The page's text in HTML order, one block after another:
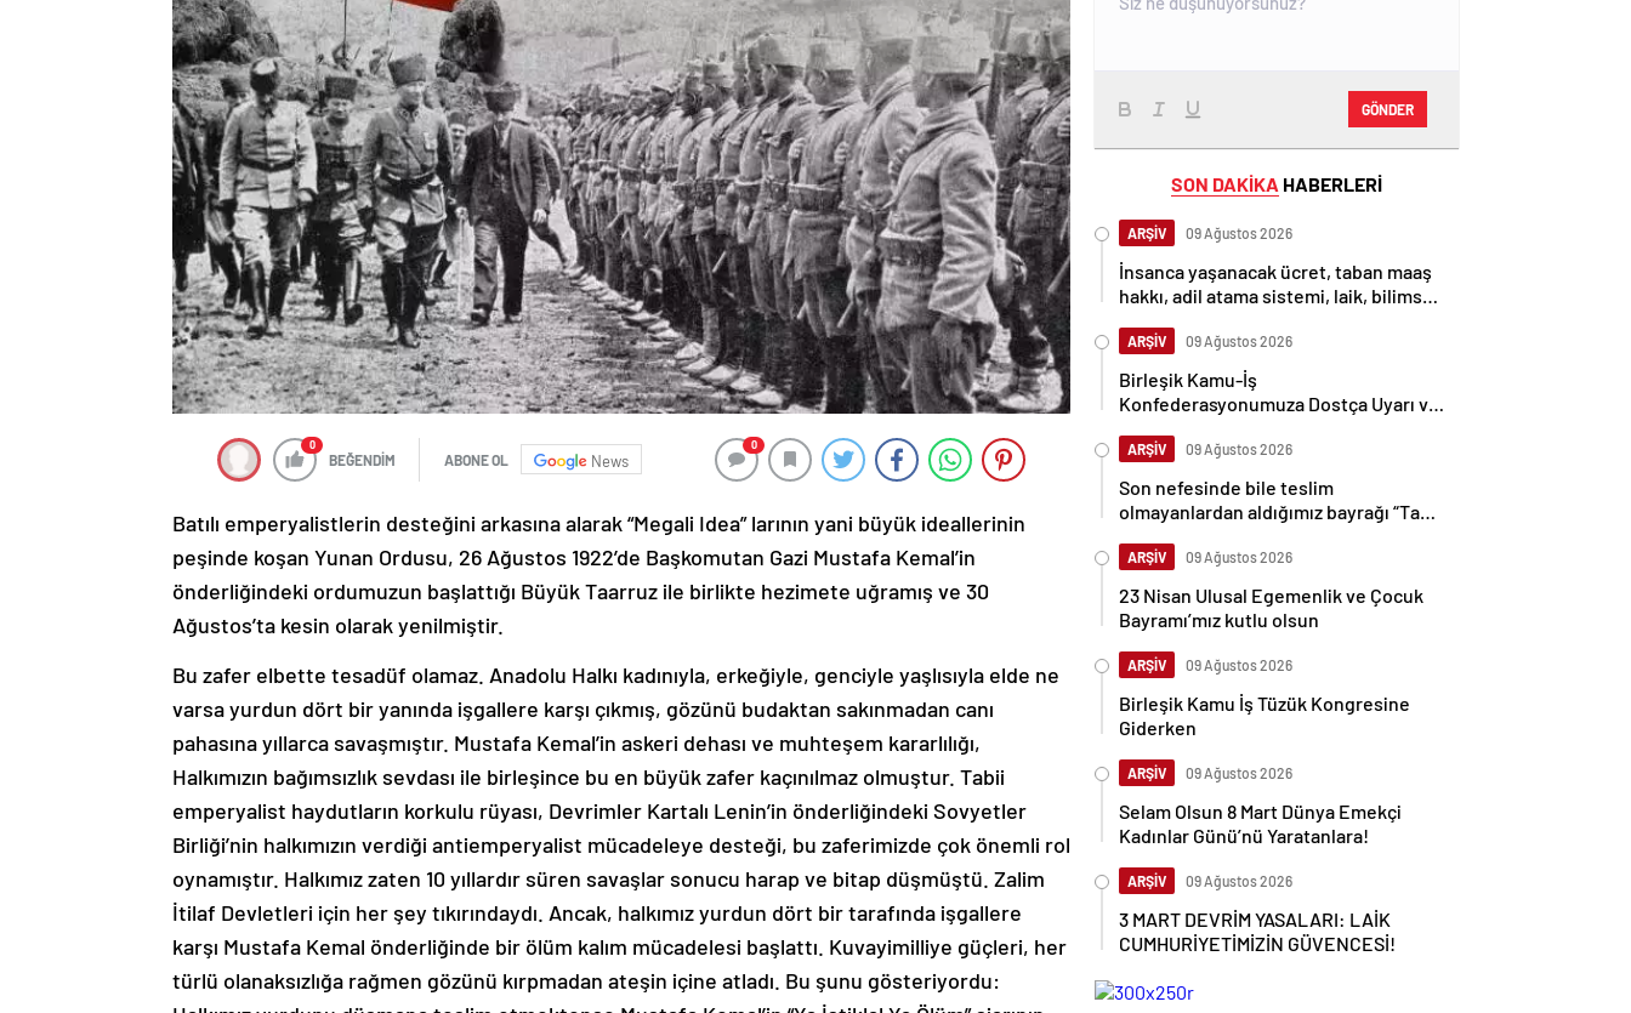
0
BEĞENDİM ABONE OL News
0
Batılı emperyalistlerin desteğini arkasına alarak “Megali Idea” larının yani büyük ideallerinin
peşinde koşan Yunan Ordusu, 26 Ağustos 1922’de Başkomutan Gazi Mustafa Kemal’in
önderliğindeki ordumuzun başlattığı Büyük Taarruz ile birlikte hezimete uğramış ve 30
Ağustos’ta kesin olarak yenilmiştir.
Bu zafer elbette tesadüf olamaz. Anadolu Halkı kadınıyla, erkeğiyle, genciyle yaşlısıyla elde ne
varsa yurdun dört bir yanında işgallere karşı çıkmış, gözünü budaktan sakınmadan canı
pahasına yıllarca savaşmıştır. Mustafa Kemal’in askeri dehası ve muhteşem kararlılığı,
Halkımızın bağımsızlık sevdası ile birleşince bu en büyük zafer kaçınılmaz olmuştur. Tabii
emperyalist haydutların korkulu rüyası, Devrimler Kartalı Lenin’in önderliğindeki Sovyetler
Birliği’nin halkımızın verdiği antiemperyalist mücadeleye desteği, bu zaferimizde çok önemli rol
oynamıştır. Halkımız zaten 10 yıllardır süren savaşlar sonucu harap ve bitap düşmüştü. Zalim
İtilaf Devletleri için her şey tıkırındaydı. Ancak, halkımız yurdun dört bir tarafında işgallere
karşı Mustafa Kemal önderliğinde bir ölüm kalım mücadelesi başlattı. Kuvayimilliye güçleri, her
türlü olanaksızlığa rağmen gözünü kırpmadan ateşin içine atladı. Bu şunu gösteriyordu:
GÖNDER
SON DAKİKA HABERLERİ
ARŞİV 09 Ağustos 2026
İnsanca yaşanacak ücret, taban maaş
hakkı, adil atama sistemi, laik, bilimsel,
sağlanana dek mücadelemizi
ARŞİV 09 Ağustos 2026
Birleşik Kamu-İş
Konfederasyonumuza Dostça Uyarı ve
ARŞİV 09 Ağustos 2026
Son nefesinde bile teslim
olmayanlardan aldığımız bayrağı “Tam
dalgalandırıyoruz.
ARŞİV 09 Ağustos 2026
23 Nisan Ulusal Egemenlik ve Çocuk
Bayramı’mız kutlu olsun
ARŞİV 09 Ağustos 2026
Birleşik Kamu İş Tüzük Kongresine
Giderken
ARŞİV 09 Ağustos 2026
Selam Olsun 8 Mart Dünya Emekçi
Kadınlar Günü’nü Yaratanlara!
ARŞİV 09 Ağustos 2026
3 MART DEVRİM YASALARI: LAİK
CUMHURİYETİMİZİN GÜVENCESİ!